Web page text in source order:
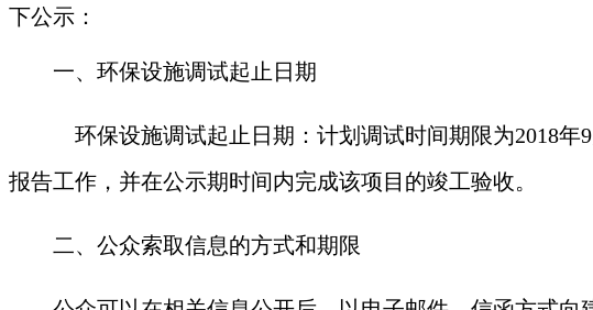
下公示：
一、环保设施调试起止日期
环保设施调试起止日期：计划调试时间期限为2018年9
报告工作，并在公示期时间内完成该项目的竣工验收。
二、公众索取信息的方式和期限